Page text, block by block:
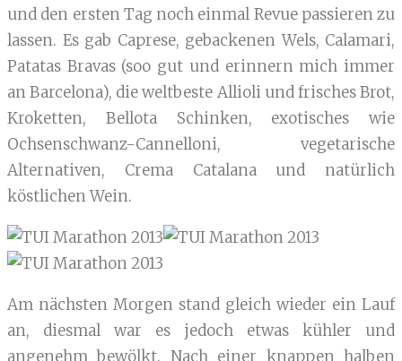
und den ersten Tag noch einmal Revue passieren zu
lassen. Es gab Caprese, gebackenen Wels, Calamari,
Patatas Bravas (soo gut und erinnern mich immer
an Barcelona), die weltbeste Allioli und frisches Brot,
Kroketten, Bellota Schinken, exotisches wie
Ochsenschwanz-Cannelloni, vegetarische
Alternativen, Crema Catalana und natürlich
köstlichen Wein.
Am nächsten Morgen stand gleich wieder ein Lauf
an, diesmal war es jedoch etwas kühler und
angenehm bewölkt. Nach einer knappen halben